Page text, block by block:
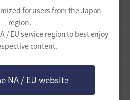
for users from the Japan
region.
/ EU service region to best enjoy
content.
NA / EU website
長、HYPERBOOST
い砂漠 8 日前
今週のイベントは？
黒い砂漠 2023.02.28
冒険者の皆様のために準備したA to Z！
黒い砂漠 2022.12.21